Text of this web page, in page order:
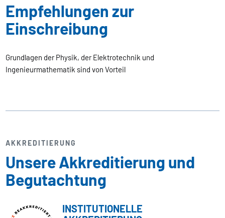
Empfehlungen zur
Einschreibung
Grundlagen der Physik, der Elektrotechnik und
Ingenieurmathematik sind von Vorteil
AKKREDITIERUNG
Unsere Akkreditierung und
Begutachtung
INSTITUTIONELLE